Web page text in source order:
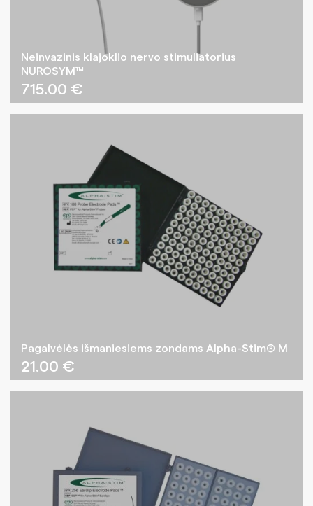
Neinvazinis klajoklio nervo stimuliatorius
NUROSYM™
715.00 €
Pagalvėlės išmaniesiems zondams Alpha-Stim® M
21.00 €